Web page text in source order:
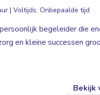
| Voltijds, Onbepaalde tijd
begeleider die
en kleine successen
Bekijk